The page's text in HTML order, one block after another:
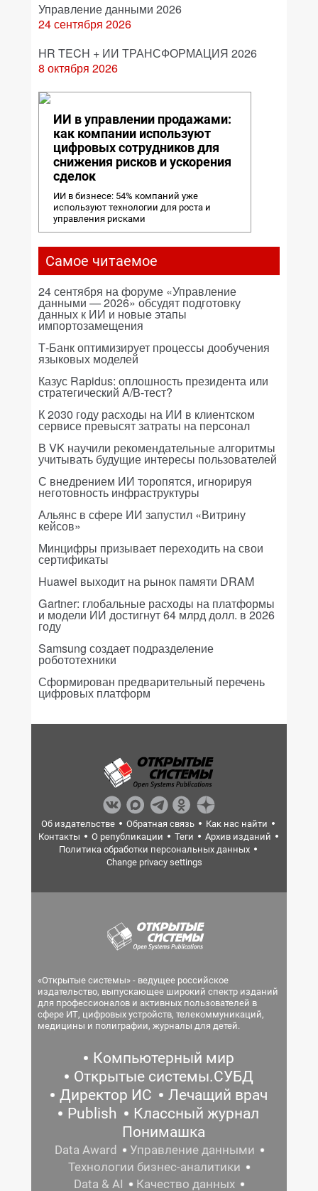
Управление данными 2026
24 сентября 2026
HR TECH + ИИ ТРАНСФОРМАЦИЯ 2026
8 октября 2026
ИИ в управлении продажами:
как компании используют
цифровых сотрудников для
снижения рисков и ускорения
сделок
ИИ в бизнесе: 54% компаний уже
используют технологии для роста и
управления рисками
Самое читаемое
24 сентября на форуме «Управление
данными — 2026» обсудят подготовку
данных к ИИ и новые этапы
импортозамещения
Т-Банк оптимизирует процессы дообучения
языковых моделей
Казус Rapidus: оплошность президента или
стратегический A/B-тест?
К 2030 году расходы на ИИ в клиентском
сервисе превысят затраты на персонал
В VK научили рекомендательные алгоритмы
учитывать будущие интересы пользователей
С внедрением ИИ торопятся, игнорируя
неготовность инфраструктуры
Альянс в сфере ИИ запустил «Витрину
кейсов»
Минцифры призывает переходить на свои
сертификаты
Huawei выходит на рынок памяти DRAM
Gartner: глобальные расходы на платформы
и модели ИИ достигнут 64 млрд долл. в 2026
году
Samsung создает подразделение
робототехники
Сформирован предварительный перечень
цифровых платформ
Об издательстве Обратная связь
Как нас найти
Контакты
О републикации Теги
Архив изданий
Политика обработки персональных данных
Change privacy settings
«Открытые системы» - ведущее российское
издательство, выпускающее широкий спектр изданий
для профессионалов и активных пользователей в
сфере ИТ, цифровых устройств, телекоммуникаций,
медицины и полиграфии, журналы для детей.
Компьютерный мир
Открытые системы.СУБД
Директор ИС
Лечащий врач
Publish
Классный журнал
Понимашка
Data Award
Управление данными
Технологии бизнес-аналитики
Data & AI
Качество данных